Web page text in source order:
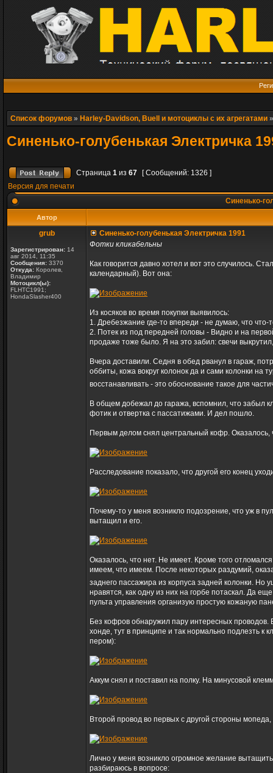
Список форумов » Harley-Davidson, Buell и мотоциклы с их агрегатами
Синенько-голубенькая Электричка
Страница 1 из 67
[ Сообщений: 1326 ]
Версия для печати
Синенько-
Автор
grub
Зарегистрирован: 14
авг 2014, 11:35
Сообщения: 3370
Откуда: Королев,
Владимир
Мотоцикл(ы):
FLHTC1991;
HondaSlasher400
Синенько-голубенькая Электричка 1991
Фотки кликабельны
Как говорится давно хотел и вот это случилось.
календарный). Вот она:
Из косяков во время покупки выявилось:
1. Дребезжание где-то впереди - не думаю, что что-
2. Потек из под передней головы - Видно и на
продаже тоже было. Я на это забил: свечи
Вчера доставили. Седня в обед рванул в гараж,
оббиты, кожа вокруг колонок да и сами колонки на
восстанавливать - это обоснование такое для
В общем добежал до гаража, вспомнил, что забыл
фотик и отвертка с пассатижами. И дел пошло.
Первым делом снял центральный кофр. Оказалось,
Расследование показало, что другой его конец
Почему-то у меня возникло подозрение, что уж в
вытащил и его.
Оказалось, что нет. Не имеет. Кроме того
имеем, что имеем. После некоторых раздумий,
заднего пассажира из корпуса задней колонки.
нравятся, как одну из них на горбе потаскал. Да
пульта управления организую простую кожаную
Без кофров обнаружил пару интересных
хонде, тут в принципе и так нормально подлезть
пером):
Аккум снял и поставил на полку. На минусовой
Второй провод во первых с другой стороны
Лично у меня возникло огромное желание вытащить
разбираюсь в вопросе: